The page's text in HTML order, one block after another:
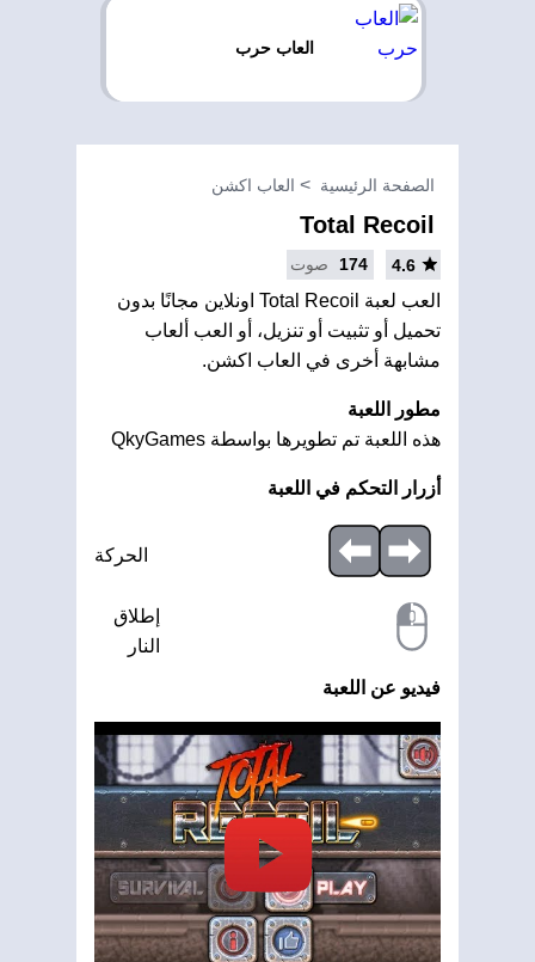
العاب حرب
الصفحة الرئيسية العاب اكشن
Total Recoil
4.6
174 صوت
العب لعبة Total Recoil اونلاين مجانًا بدون
تحميل أو تثبيت أو تنزيل، أو العب ألعاب
مشابهة أخرى في العاب اكشن.
مطور اللعبة
هذه اللعبة تم تطويرها بواسطة QkyGames
أزرار التحكم في اللعبة
الحركة
إطلاق
النار
فيديو عن اللعبة